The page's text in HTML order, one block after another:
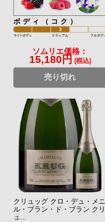
ボディ（コク）
ソムリエ価格：
15,180円 (税込)
売り切れ
クリュッグ クロ・デュ・メニ
ル・ブラン・ド・ブラン クリ
ュ...